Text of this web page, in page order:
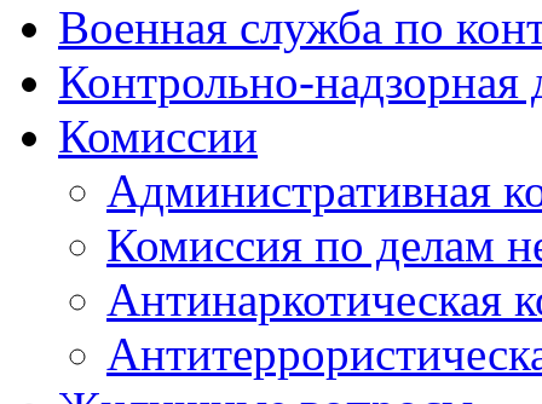
Военная служба по
Контрольно-надзорная
Комиссии
Административная
Комиссия по делам
Антинаркотическая